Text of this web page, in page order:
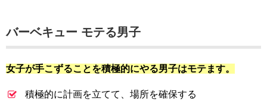
バーベキュー モテる男子
女子が手こずることを積極的にやる男子はモテます。
積極的に計画を立てて、場所を確保する